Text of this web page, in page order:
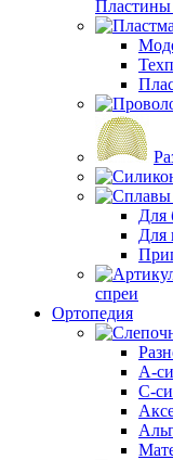
Пластины
Для
Для
спреи
Ортопедия
А-
С-